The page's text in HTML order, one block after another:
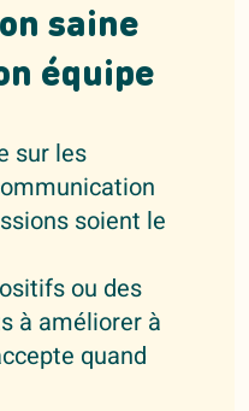
saine
équipe
sur les
soient le
ou des
à améliorer à
quand